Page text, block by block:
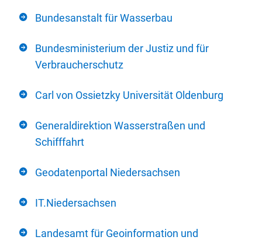
Bundesanstalt für Wasserbau
Bundesministerium der Justiz und für
Verbraucherschutz
Carl von Ossietzky Universität Oldenburg
Generaldirektion Wasserstraßen und
Schifffahrt
Geodatenportal Niedersachsen
IT.Niedersachsen
Landesamt für Geoinformation und